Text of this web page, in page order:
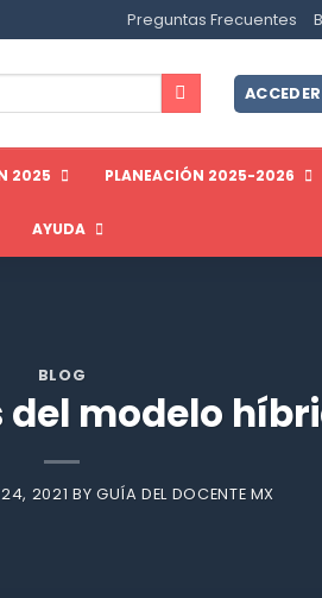
Preguntas Frecuentes
2025 PLANEACIÓN 2025-2026
AYUDA
BLOG
modelo
24, 2021 BY GUÍA DEL DOCENTE MX